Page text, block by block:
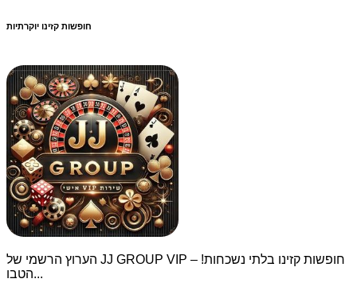
חופשות קזינו יוקרתיות
הערוץ הרשמי של JJ GROUP VIP – חופשות קזינו בלתי נשכחות!
הטבו...